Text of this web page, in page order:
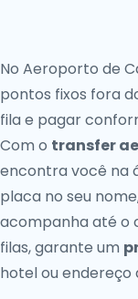
No Aeroporto de
pontos fixos fora
fila e pagar
Com o transfer
encontra você na
placa no seu
acompanha até o
filas, garante um
hotel ou endereço